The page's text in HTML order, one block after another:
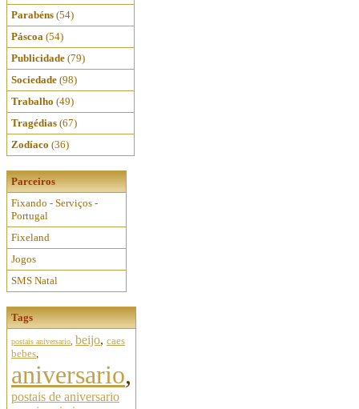
Parabéns (54)
Páscoa (54)
Publicidade (79)
Sociedade (98)
Trabalho (49)
Tragédias (67)
Zodíaco (36)
Parceiros
Fixando - Serviços -
Portugal
Fixeland
Jogos
SMS Natal
Tags
postais aniversario beijo, caes
bebes,
aniversario,
postais de aniversario